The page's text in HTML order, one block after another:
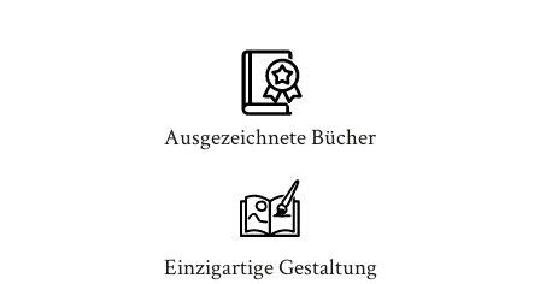
Ausgezeichnete Bücher
Einzigartige Gestaltung